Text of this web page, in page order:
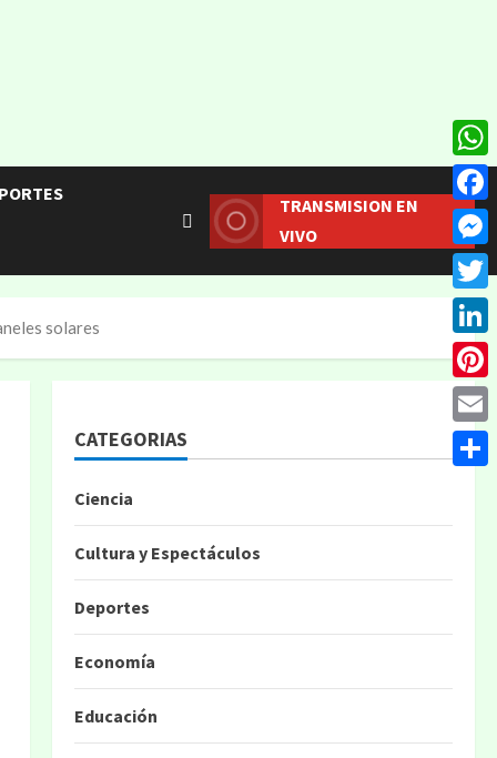
TRANSMISION EN
VIVO
solares
CATEGORIAS
Ciencia
Cultura y Espectáculos
Deportes
Economía
Educación
Email